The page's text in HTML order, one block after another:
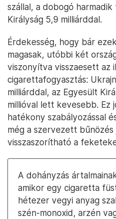
szállal, a dobogó
Királyság 5,9 milliárddal.
Érdekesség, hogy bár
magasak, utóbbi két
viszonyítva visszaesett az
cigarettafogyasztás:
milliárddal, az Egyesült
millióval lett kevesebb. Ez
hatékony szabályozással
még a szervezett
visszaszorítható a
A dohányzás
amikor egy cigaretta
hétezer vegyi anyag
szén-monoxid, arzén